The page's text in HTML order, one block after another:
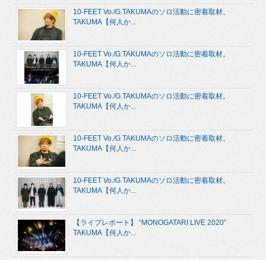
10-FEET Vo./G.TAKUMAのソロ活動に密着取材。
TAKUMA【何人か...
10-FEET Vo./G.TAKUMAのソロ活動に密着取材。
TAKUMA【何人か...
10-FEET Vo./G.TAKUMAのソロ活動に密着取材。
TAKUMA【何人か...
10-FEET Vo./G.TAKUMAのソロ活動に密着取材。
TAKUMA【何人か...
10-FEET Vo./G.TAKUMAのソロ活動に密着取材。
TAKUMA【何人か...
【ライブレポート】 “MONOGATARI LIVE 2020”
TAKUMA【何人か...